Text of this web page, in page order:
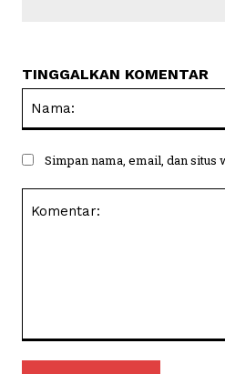
TINGGALKAN KOMENTAR
Simpan nama, email, dan